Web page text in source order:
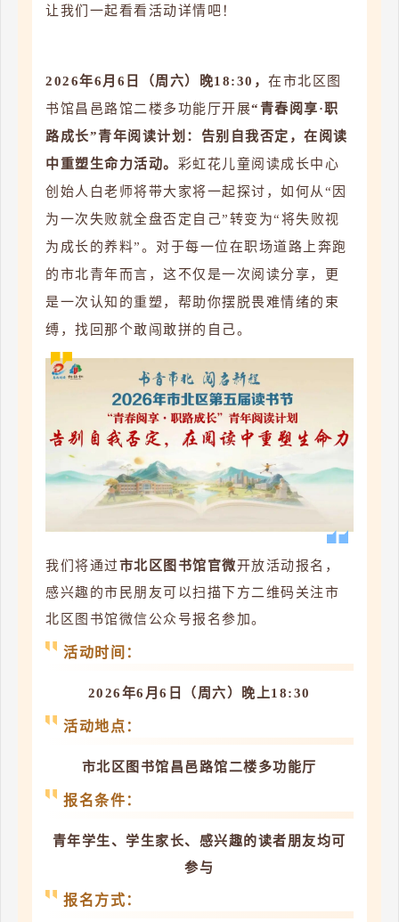
让我们一起看看活动详情吧！
2026年6月6日（周六）晚18:30，在市北区图
书馆昌邑路馆二楼多功能厅开展“青春阅享·职
路成长”青年阅读计划：告别自我否定，在阅读
中重塑生命力活动。 彩虹花儿童阅读成长中心
创始人白老师将带大家将一起探讨，如何从“因
为一次失败就全盘否定自己”转变为“将失败视
为成长的养料”。对于每一位在职场道路上奔跑
的市北青年而言，这不仅是一次阅读分享，更
是一次认知的重塑，帮助你摆脱畏难情绪的束
缚，找回那个敢闯敢拼的自己。
我们将通过市北区图书馆官微开放活动报名，
感兴趣的市民朋友可以扫描下方二维码关注市
北区图书馆微信公众号报名参加。
活动时间：
2026年6月6日（周六）晚上18:30
活动地点：
市北区图书馆昌邑路馆二楼多功能厅
报名条件：
青年学生、学生家长、感兴趣的读者朋友均可
参与
报名方式：